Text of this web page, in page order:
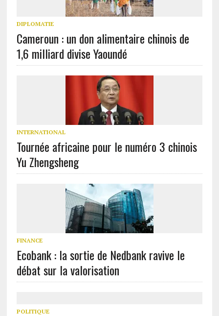
DIPLOMATIE
Cameroun : un don alimentaire chinois de
1,6 milliard divise Yaoundé
INTERNATIONAL
Tournée africaine pour le numéro 3 chinois
Yu Zhengsheng
FINANCE
Ecobank : la sortie de Nedbank ravive le
débat sur la valorisation
POLITIQUE